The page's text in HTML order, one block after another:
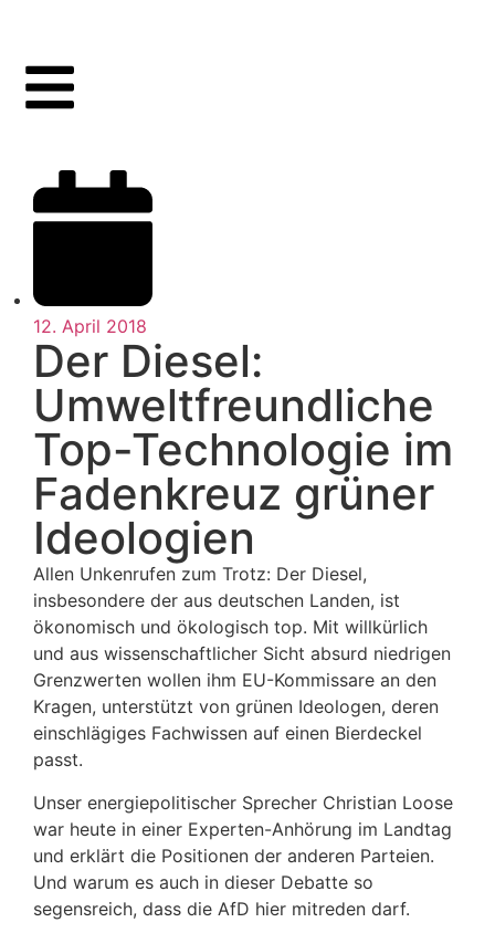
12. April 2018
Der Diesel:
Umweltfreundliche
Top-Technologie im
Fadenkreuz grüner
Ideologien
Allen Unkenrufen zum Trotz: Der Diesel,
insbesondere der aus deutschen Landen, ist
ökonomisch und ökologisch top. Mit willkürlich
und aus wissenschaftlicher Sicht absurd niedrigen
Grenzwerten wollen ihm EU-Kommissare an den
Kragen, unterstützt von grünen Ideologen, deren
einschlägiges Fachwissen auf einen Bierdeckel
passt.
Unser energiepolitischer Sprecher Christian Loose
war heute in einer Experten-Anhörung im Landtag
und erklärt die Positionen der anderen Parteien.
Und warum es auch in dieser Debatte so
segensreich, dass die AfD hier mitreden darf.